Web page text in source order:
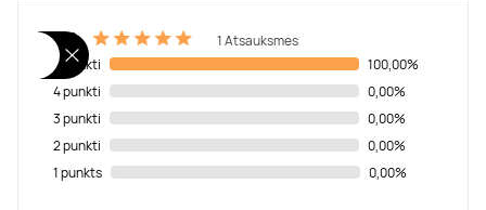
5.0
1 Atsauksmes
5 punkti
100,00%
4 punkti
0,00%
3 punkti
0,00%
2 punkti
0,00%
1 punkts
0,00%